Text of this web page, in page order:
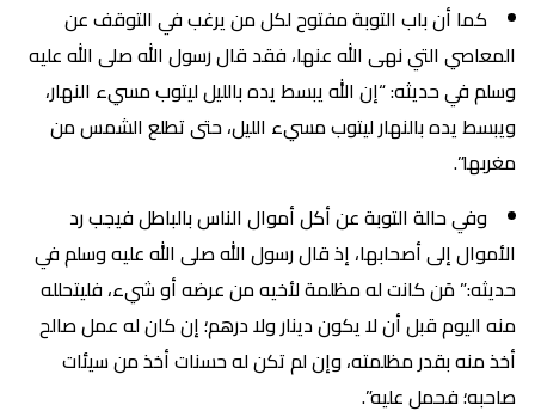
كما أن باب التوبة مفتوح لكل من يرغب في التوقف عن
المعاصي التي نهى الله عنها، فقد قال رسول الله صلى الله عليه
وسلم في حديثه: “إن الله يبسط يده بالليل ليتوب مسيء النهار،
ويبسط يده بالنهار ليتوب مسيء الليل، حتى تطلع الشمس من
مغربها”.
وفي حالة التوبة عن أكل أموال الناس بالباطل فيجب رد
الأموال إلى أصحابها، إذ قال رسول الله صلى الله عليه وسلم في
حديثه:” مَن كانت له مظلمة لأخيه من عرضه أو شيء، فليتحلله
منه اليوم قبل أن لا يكون دينار ولا درهم؛ إن كان له عمل صالح
أخذ منه بقدر مظلمته، وإن لم تكن له حسنات أخذ من سيئات
صاحبه؛ فحمل عليه”.